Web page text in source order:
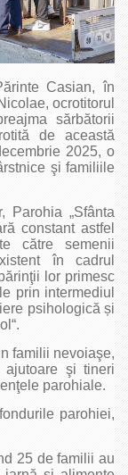
Casian, în
ocrotitorul
sărbătorii
de această
2025, o
şi familiile
Parohia „Sfânta
constant astfel
către semenii
în cadrul
lor primesc
prin intermediul
psihologică și
familii nevoiaşe,
şi tineri
parohiale.
parohiei,
25 de familii au